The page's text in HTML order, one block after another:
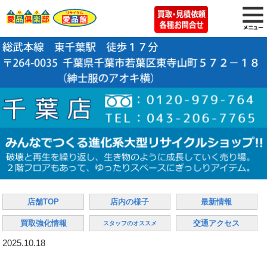
店舗TOP 店内の様子 最新情報
買取強化情報 スタッフのオススメ 交通アクセス
2025.10.18